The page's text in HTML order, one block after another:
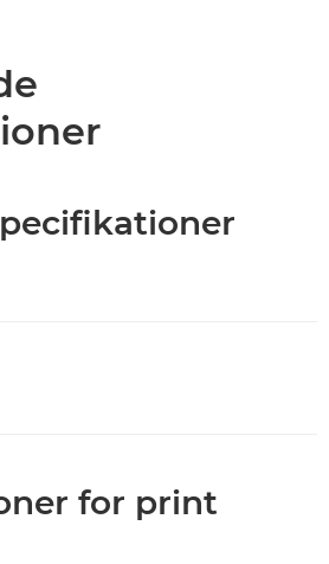
for print